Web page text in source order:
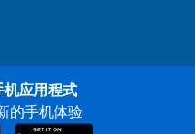
机应用程式
的手机体验